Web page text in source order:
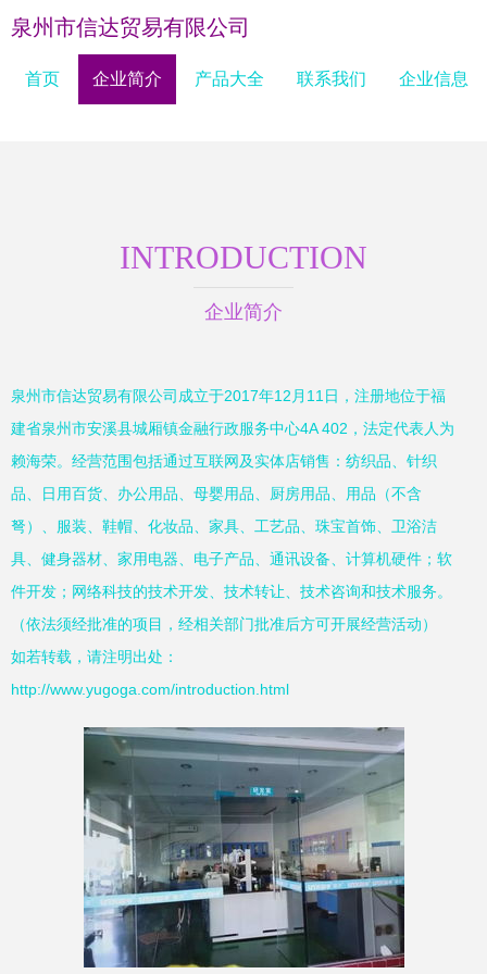
泉州市信达贸易有限公司
首页 企业简介 产品大全 联系我们 企业信息
INTRODUCTION
企业简介
泉州市信达贸易有限公司成立于2017年12月11日，注册地位于福
建省泉州市安溪县城厢镇金融行政服务中心4A 402，法定代表人为
赖海荣。经营范围包括通过互联网及实体店销售：纺织品、针织
品、日用百货、办公用品、母婴用品、厨房用品、用品（不含
弩）、服装、鞋帽、化妆品、家具、工艺品、珠宝首饰、卫浴洁
具、健身器材、家用电器、电子产品、通讯设备、计算机硬件；软
件开发；网络科技的技术开发、技术转让、技术咨询和技术服务。
（依法须经批准的项目，经相关部门批准后方可开展经营活动）
如若转载，请注明出处：
http://www.yugoga.com/introduction.html